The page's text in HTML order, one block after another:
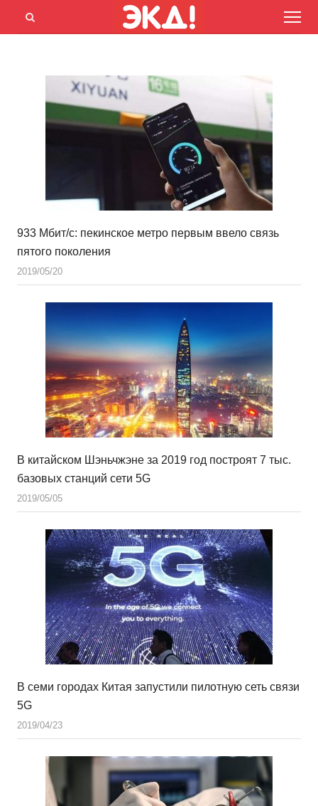
Menu
Открыть
933 Мбит/с: пекинское метро первым ввело связь
пятого поколения
2019/05/20
В китайском Шэньчжэне за 2019 год построят 7 тыс.
базовых станций сети 5G
2019/05/05
В семи городах Китая запустили пилотную сеть связи
5G
2019/04/23